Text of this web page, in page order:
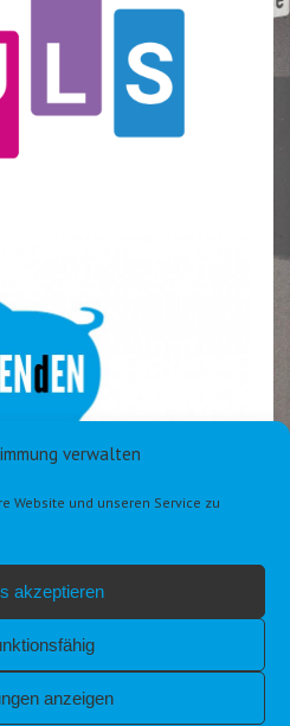
verwalten
Website und unseren Service zu
akzeptieren
anzeigen
DSGVO